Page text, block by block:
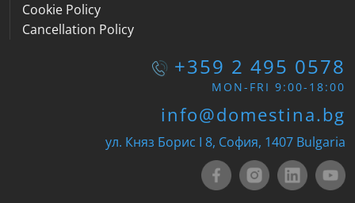
Cookie Policy
Cancellation Policy
+359 2 495 0578
MON-FRI 9:00-18:00
info@domestina.bg
ул. Княз Борис I 8, София, 1407 Bulgaria